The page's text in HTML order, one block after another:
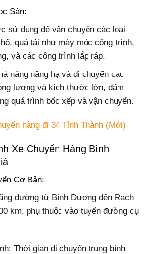
Sàn:
sử dụng để vận chuyển các loại
quá tải như máy móc công trình,
và các công trình lắp ráp.
năng nâng hạ và di chuyển các
lượng và kích thước lớn, đảm
quá trình bốc xếp và vận chuyển.
hàng đi 34 Tỉnh Thành (Mới)
Xe Chuyển Hàng Bình
Cơ Bản:
đường từ Bình Dương đến Rạch
km, phụ thuộc vào tuyến đường cụ
Thời gian di chuyển trung bình